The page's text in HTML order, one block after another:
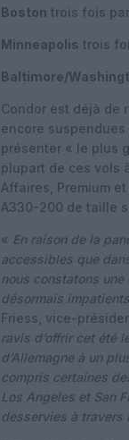
Boston trois fois
Minneapolis trois
Baltimore/
Condor est déjà de
encore
présenter « le plus
plupart de ces vols
Affaires, Premium
A330-200 de taille
« En raison de la
accessibles que
nous constatons une
désormais
Friess, vice-
ravis d’offrir cet été
d’Allemagne à un
compris certaines
Los Angeles et San
desservies à travers